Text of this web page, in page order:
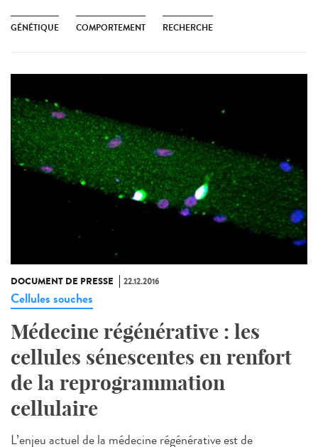
GÉNÉTIQUE COMPORTEMENT RECHERCHE
DOCUMENT DE PRESSE 22.12.2016
Cellules souches
Médecine régénérative : les
cellules sénescentes en renfort
de la reprogrammation
cellulaire
L’enjeu actuel de la médecine régénérative est de